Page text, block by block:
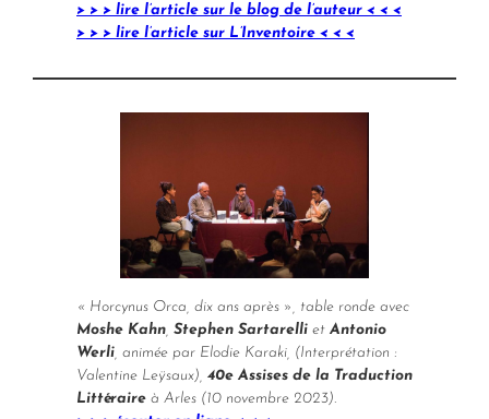
> > > lire l’article sur le blog de l’auteur < < <
> > > lire l’article sur L’Inventoire < < <
« Horcynus Orca, dix ans après », table ronde avec
Moshe Kahn, Stephen Sartarelli et Antonio
Werli, animée par Elodie Karaki, (Interprétation :
Valentine Leÿsaux), 40e Assises de la Traduction
Littéraire à Arles (10 novembre 2023).